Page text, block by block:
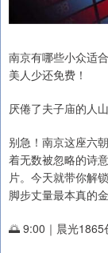
南京有哪些小众适
美人少还免费！
厌倦了夫子庙的人
别急！南京这座六
着无数被忽略的诗
片。今天就带你解
脚步丈量最本真的金
🌅 9:00｜晨光1865